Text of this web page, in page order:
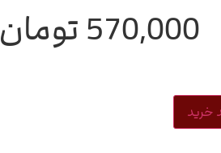
570,000 تومان
خرید